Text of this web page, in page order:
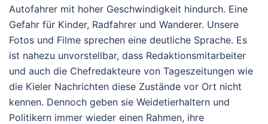
Autofahrer mit hoher Geschwindigkeit hindurch. Eine
Gefahr für Kinder, Radfahrer und Wanderer. Unsere
Fotos und Filme sprechen eine deutliche Sprache. Es
ist nahezu unvorstellbar, dass Redaktionsmitarbeiter
und auch die Chefredakteure von Tageszeitungen wie
die Kieler Nachrichten diese Zustände vor Ort nicht
kennen. Dennoch geben sie Weidetierhaltern und
Politikern immer wieder einen Rahmen, ihre